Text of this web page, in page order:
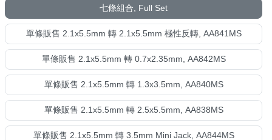
七條組合, Full Set
單條販售 2.1x5.5mm 轉 2.1x5.5mm 極性反轉, AA841MS
單條販售 2.1x5.5mm 轉 0.7x2.35mm, AA842MS
單條販售 2.1x5.5mm 轉 1.3x3.5mm, AA840MS
單條販售 2.1x5.5mm 轉 2.5x5.5mm, AA838MS
單條販售 2.1x5.5mm 轉 3.5mm Mini Jack, AA844MS